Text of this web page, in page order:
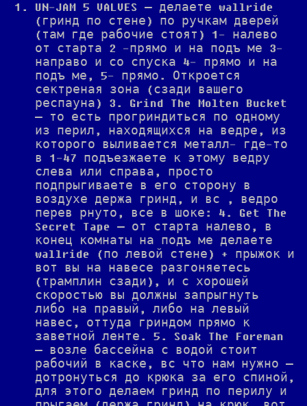
UN-JAM 5 VALVES — делаете wallride
(гринд по стене) по ручкам дверей
(там где рабочие стоят) 1- налево
от старта 2 -прямо и на подъ ме 3-
направо и со спуска 4- прямо и на
подъ ме, 5- прямо. Откроется
сектреная зона (сзади вашего
респауна) 3. Grind The Molten Bucket
— то есть прогриндиться по одному
из перил, находящихся на ведре, из
которого выливается металл- где-то
в 1-47 подъезжаете к этому ведру
слева или справа, просто
подпрыгиваете в его сторону в
воздухе держа гринд, и вс , ведро
перев рнуто, все в шоке: 4. Get The
Secret Tape — от старта налево, в
конец комнаты на подъ ме делаете
wallride (по левой стене) + прыжок и
вот вы на навесе разгоняетесь
(трамплин сзади), и с хорошей
скоростью вы должны запрыгнуть
либо на правый, либо на левый
навес, оттуда гриндом прямо к
заветной ленте. 5. Soak The Foreman
— возле бассейна с водой стоит
рабочий в каске, вс что нам нужно —
дотронуться до крюка за его спиной,
для этого делаем гринд по перилу и